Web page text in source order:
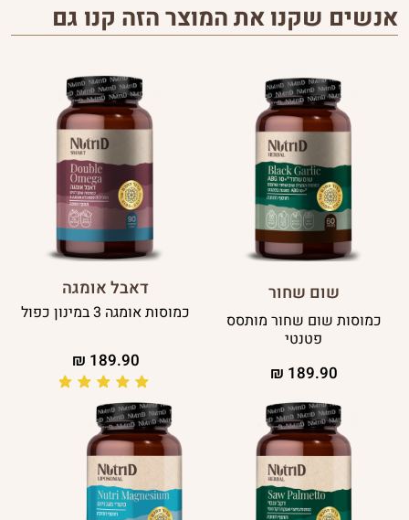
אנשים שקנו את המוצר הזה קנו גם
שום שחור
כמוסות שום שחור מותסס
פטנטי
189.90
₪
דאבל אומגה
כמוסות אומגה 3 במינון כפול
189.90
₪